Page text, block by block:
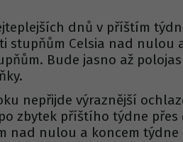
dnů v příštím
stupňům Celsia nad nulou
Bude jasno až
nepřijde výraznější
zbytek příštího týdne přes
nad nulou a koncem týdne